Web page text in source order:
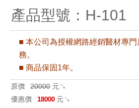
產品型號：H-101
■ 本公司為授權網路經銷醫材專門
務。
■ 商品保固1年。
原價 20000元↘
優惠價
18000元↘